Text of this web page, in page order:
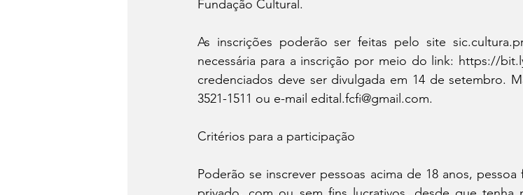
Fundação Cultural.
As inscrições poderão ser feitas pelo site
necessária para a inscrição por meio do link: https://
credenciados deve ser divulgada em 14 de setembro.
3521-1511 ou e-mail edital.fcfi@gmail.com.
Critérios para a participação
Poderão se inscrever pessoas acima de 18 anos,